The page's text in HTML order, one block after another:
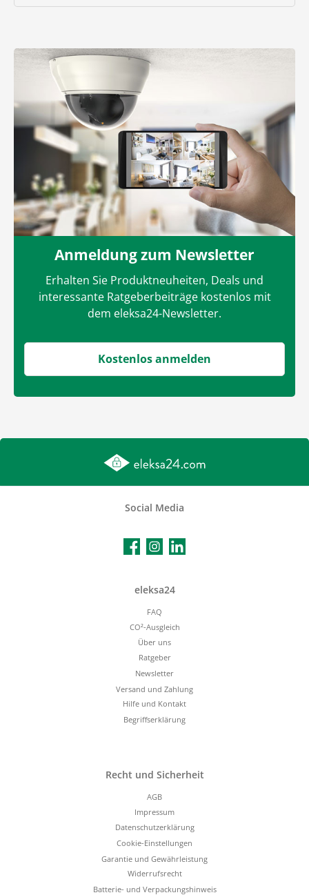
Anmeldung zum Newsletter
Erhalten Sie Produktneuheiten, Deals und
interessante Ratgeberbeiträge kostenlos mit
dem eleksa24-Newsletter.
Kostenlos anmelden
Social Media
FacebookInstagramLinkedIn
eleksa24
FAQ
CO²-Ausgleich
Über uns
Ratgeber
Newsletter
Versand und Zahlung
Hilfe und Kontakt
Begriffserklärung
Recht und Sicherheit
AGB
Impressum
Datenschutzerklärung
Cookie-Einstellungen
Garantie und Gewährleistung
Widerrufsrecht
Batterie- und Verpackungshinweis